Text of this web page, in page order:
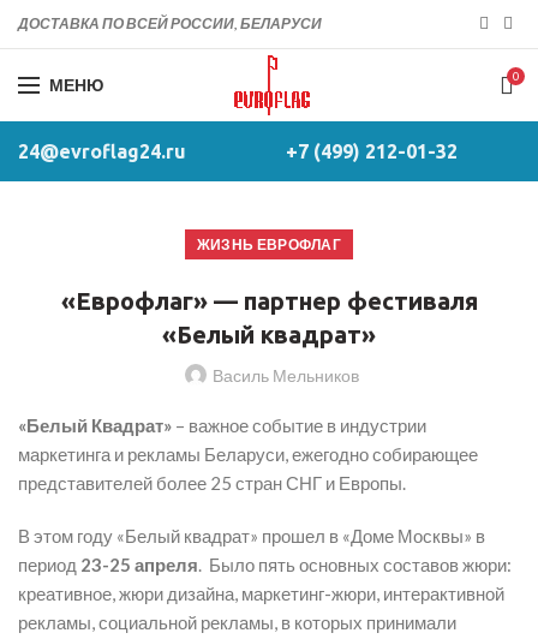
ДОСТАВКА ПО ВСЕЙ РОССИИ, БЕЛАРУСИ
МЕНЮ 0
24@evroflag24.ru +7 (499) 212-01-32
ЖИЗНЬ ЕВРОФЛАГ
«Еврофлаг» — партнер фестиваля
«Белый квадрат»
Василь Мельников
«Белый Квадрат» – важное событие в индустрии
маркетинга и рекламы Беларуси, ежегодно собирающее
представителей более 25 стран СНГ и Европы.
В этом году «Белый квадрат» прошел в «Доме Москвы» в
период 23-25 апреля. Было пять основных составов жюри:
креативное, жюри дизайна, маркетинг-жюри, интерактивной
рекламы, социальной рекламы, в которых принимали